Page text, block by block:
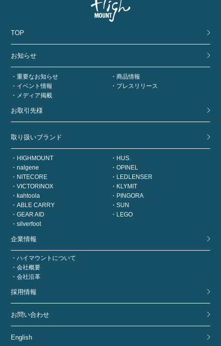
TOP
お知らせ
重要なお知らせ
商品情報
イベント情報
プレスリリース
メディア掲載
お取引先様
取り扱いブランド
HIGHMOUNT
HUS.
nalgene
OPINEL
NITECORE
LEDLENSER
VICTORINOX
KLYMIT
kahtoola
PINGORA
ABLE CARRY
SUN
GEAR AID
LEGO
silverfoot
企業情報
ハイマウントについて
会社概要
会社沿革
採用情報
お問い合わせ
English